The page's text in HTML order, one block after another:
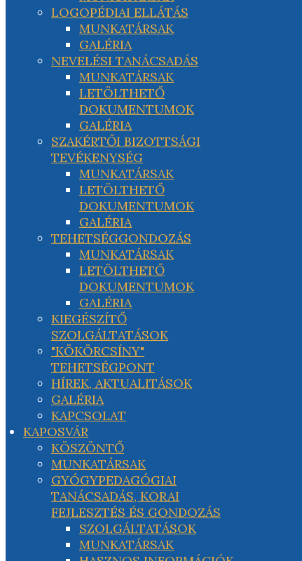
LOGOPÉDIAI ELLÁTÁS
MUNKATÁRSAK
GALÉRIA
NEVELÉSI TANÁCSADÁS
MUNKATÁRSAK
LETÖLTHETŐ
DOKUMENTUMOK
GALÉRIA
SZAKÉRTŐI BIZOTTSÁGI
TEVÉKENYSÉG
MUNKATÁRSAK
LETÖLTHETŐ
DOKUMENTUMOK
GALÉRIA
TEHETSÉGGONDOZÁS
MUNKATÁRSAK
LETÖLTHETŐ
DOKUMENTUMOK
GALÉRIA
KIEGÉSZÍTŐ
SZOLGÁLTATÁSOK
"KÖKÖRCSÍNY"
TEHETSÉGPONT
HÍREK, AKTUALITÁSOK
GALÉRIA
KAPCSOLAT
KAPOSVÁR
KÖSZÖNTŐ
MUNKATÁRSAK
GYÓGYPEDAGÓGIAI
TANÁCSADÁS, KORAI
FEJLESZTÉS ÉS GONDOZÁS
SZOLGÁLTATÁSOK
MUNKATÁRSAK